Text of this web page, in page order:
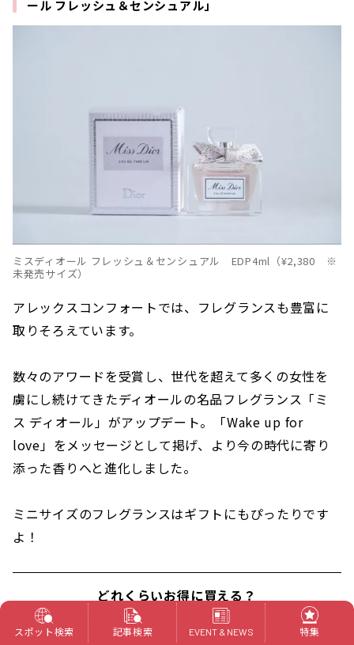
ール フレッシュ＆センシュアル」
ミスディオール フレッシュ＆センシュアル EDP4ml（¥2,380 ※
未発売サイズ）
アレックスコンフォートでは、フレグランスも豊富に
取りそろえています。
数々のアワードを受賞し、世代を超えて多くの女性を
虜にし続けてきたディオールの名品フレグランス「ミ
ス ディオール」がアップデート。「Wake up for
love」をメッセージとして掲げ、より今の時代に寄り
添った香りへと進化しました。
ミニサイズのフレグランスはギフトにもぴったりです
よ！
どれくらいお得に買える？
実際にお買い物してみました！
スポット検索 記事検索 EVENT & NEWS 特集